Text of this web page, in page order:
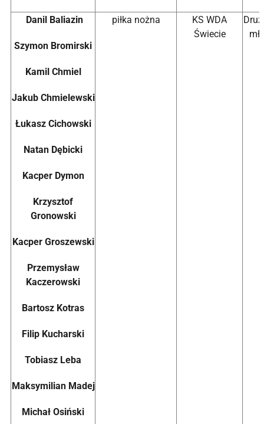
Danil Baliazin
Szymon Bromirski
Kamil Chmiel
Jakub Chmielewski
ŁukaszCichowski
Natan Dębicki
KacperDymon
Krzysztof
Gronowski
KacperGroszewski
Przemysław
Kaczerowski
Bartosz Kotras
Filip Kucharski
Tobiasz Leba
Maksymilian Madej
Michał Osiński
piłka nożna
KS WDA
Świecie